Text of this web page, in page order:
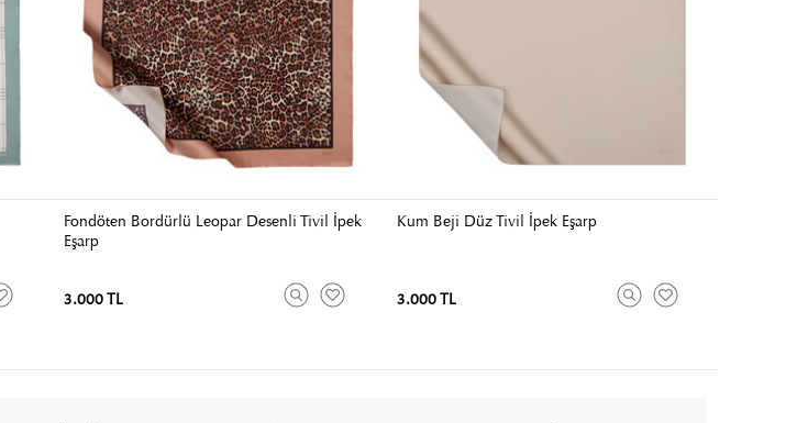
Fondöten Bordürlü Leopar Desenli Tivil İpek
Eşarp
3.000 TL
Kum Beji Düz Tivil İpek Eşarp
3.000 TL